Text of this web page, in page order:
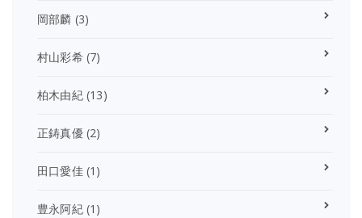
岡部麟 (3)
村山彩希(7)
柏木由紀(13)
正鋳真優(2)
田口愛佳(1)
豊永阿紀(1)